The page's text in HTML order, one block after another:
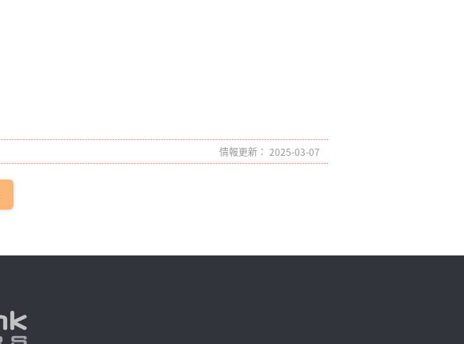
情報更新： 2025-03-07